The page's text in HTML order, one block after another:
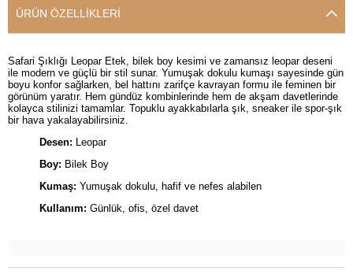
ÜRÜN ÖZELLIKLERI
Safari Şıklığı Leopar Etek, bilek boy kesimi ve zamansız leopar deseni
ile modern ve güçlü bir stil sunar. Yumuşak dokulu kumaşı sayesinde gün
boyu konfor sağlarken, bel hattını zarifçe kavrayan formu ile feminen bir
görünüm yaratır. Hem gündüz kombinlerinde hem de akşam davetlerinde
kolayca stilinizi tamamlar. Topuklu ayakkabılarla şık, sneaker ile spor-şık
bir hava yakalayabilirsiniz.
Desen: Leopar
Boy: Bilek Boy
Kumaş: Yumuşak dokulu, hafif ve nefes alabilen
Kullanım: Günlük, ofis, özel davet